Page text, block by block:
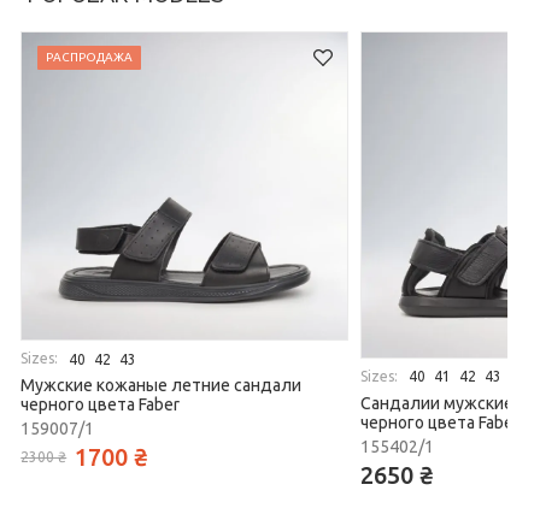
РАСПРОДАЖА
Sizes: 40 42 43
Мужские кожаные летние сандали
черного цвета Faber
159007/1
2300 ₴ 1700 ₴
Sizes: 40 41 42 43
Сандалии мужские
черного цвета Faber
155402/1
2650 ₴